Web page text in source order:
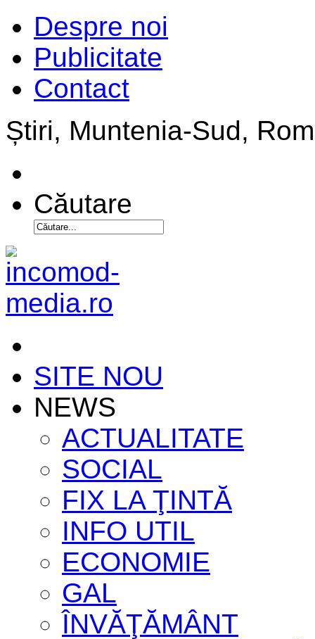
Despre noi
Publicitate
Contact
Știri, Muntenia-Sud,
Căutare
SITE NOU
NEWS
ACTUALITATE
SOCIAL
FIX LA ŢINTĂ
INFO UTIL
ECONOMIE
GAL
ÎNVĂŢĂMÂNT